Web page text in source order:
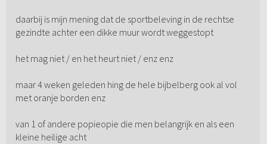
daarbij is mijn mening dat de sportbeleving in de rechtse
gezindte achter een dikke muur wordt weggestopt
het mag niet / en het heurt niet / enz enz
maar 4 weken geleden hing de hele bijbelberg ook al vol
met oranje borden enz
van 1 of andere popieopie die men belangrijk en als een
kleine heilige acht